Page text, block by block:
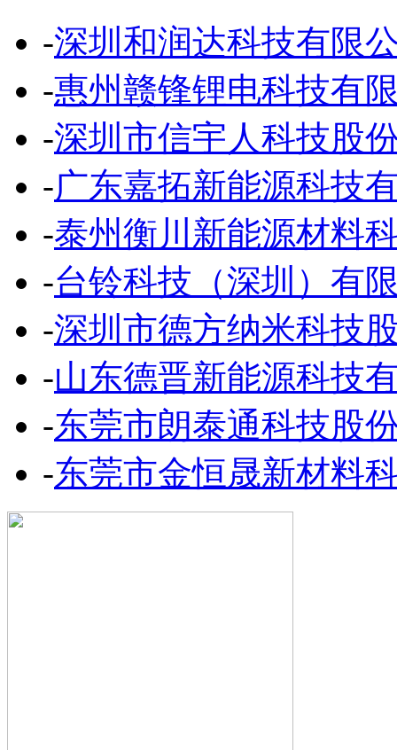
-深圳和润达科技有限
-惠州赣锋锂电科技有
-深圳市信宇人科技股
-广东嘉拓新能源科技
-泰州衡川新能源材料
-台铃科技（深圳）有
-深圳市德方纳米科技
-山东德晋新能源科技
-东莞市朗泰通科技股
-东莞市金恒晟新材料